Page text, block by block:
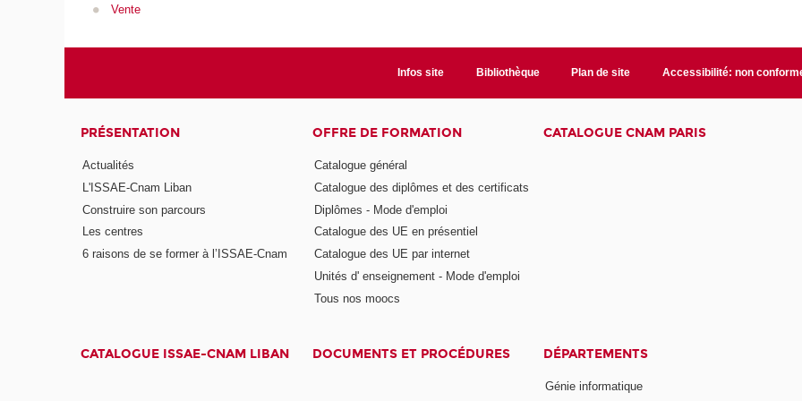
Vente
Infos site Bibliothèque Plan de site Accessibilité: non
PRÉSENTATION
Actualités
L'ISSAE-Cnam Liban
Construire son parcours
Les centres
6 raisons de se former à l’ISSAE-Cnam
OFFRE DE FORMATION
Catalogue général
Catalogue des diplômes et des certificats
Diplômes - Mode d'emploi
Catalogue des UE en présentiel
Catalogue des UE par internet
Unités d' enseignement - Mode d'emploi
Tous nos moocs
CATALOGUE CNAM PARIS
CATALOGUE ISSAE-CNAM LIBAN DOCUMENTS ET PROCÉDURES DÉPARTEMENTS
Génie informatique